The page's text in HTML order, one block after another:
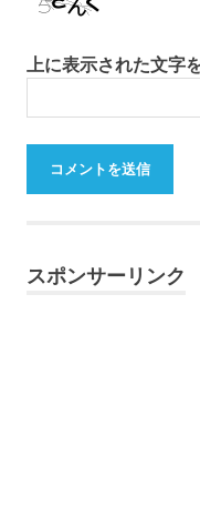
上に表示された文字
スポンサーリンク